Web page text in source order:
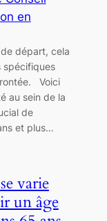
en
départ, cela
spécifiques
Voici
au sein de la
de
et plus…
varie
un âge